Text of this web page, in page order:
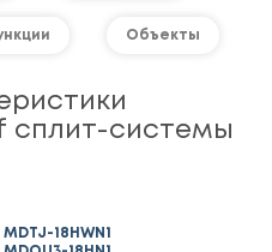
Объекты
сплит-системы
MDTJ-18HWN1